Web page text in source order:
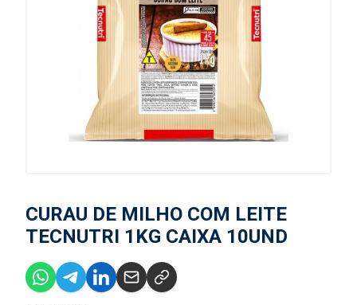
CURAU DE MILHO COM LEITE
TECNUTRI 1KG CAIXA 10UND